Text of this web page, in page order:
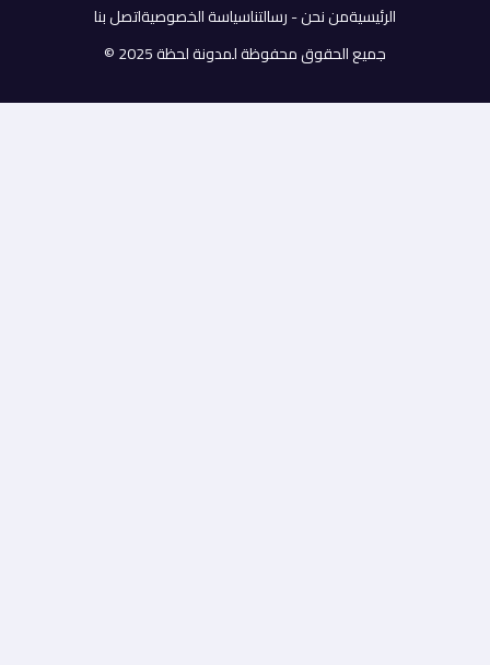
جميع الحقوق محفوظةلمدونة لحظة
الرئيسيةمن نحن - رسالتناسياسة الخصوصيةاتصل بنا